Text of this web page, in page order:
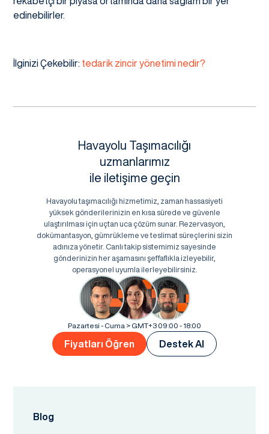
edinebilirler.
İlginizi Çekebilir: tedarik zincir yönetimi nedir?
Havayolu Taşımacılığı
uzmanlarımız
ile iletişime geçin
Havayolu taşımacılığı hizmetimiz, zaman hassasiyeti
yüksek gönderilerinizin en kısa sürede ve güvenle
ulaştırılması için uçtan uca çözüm sunar. Rezervasyon,
dokümantasyon, gümrükleme ve teslimat süreçlerini sizin
adınıza yönetir. Canlı takip sistemimiz sayesinde
gönderinizin her aşamasını şeffaflıkla izleyebilir,
operasyonel uyumla ilerleyebilirsiniz.
Pazartesi - Cuma > GMT+3 09:00 - 18:00
Fiyatları Öğren Destek Al
Blog